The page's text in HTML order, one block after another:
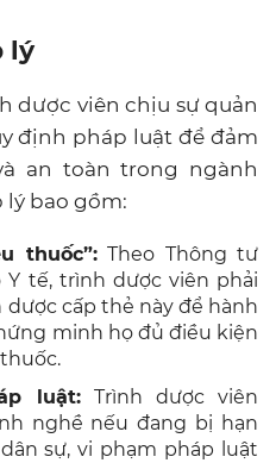
lý
dược viên chịu sự quản
định pháp luật để đảm
an toàn trong ngành
lý bao gồm:
thuốc”:Theo Thông tư
Y tế, trình dược viên phải
cấp thẻ này để hành
minh họ đủ điều kiện
luật:Trình dược viên
nghề nếu đang bị hạn
sự, vi phạm pháp luật